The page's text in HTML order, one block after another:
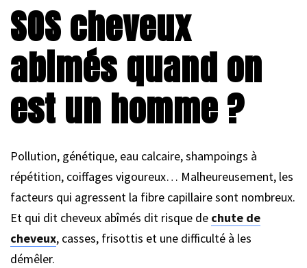
SOS cheveux
abimés quand on
est un homme ?
Pollution, génétique, eau calcaire, shampoings à
répétition, coiffages vigoureux… Malheureusement, les
facteurs qui agressent la fibre capillaire sont nombreux.
Et qui dit cheveux abîmés dit risque de chute de
cheveux, casses, frisottis et une difficulté à les
démêler.